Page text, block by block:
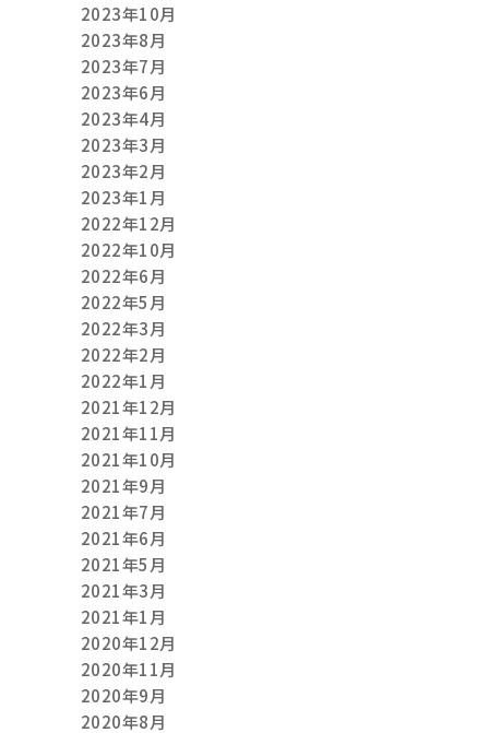
2023年10月
2023年8月
2023年7月
2023年6月
2023年4月
2023年3月
2023年2月
2023年1月
2022年12月
2022年10月
2022年6月
2022年5月
2022年3月
2022年2月
2022年1月
2021年12月
2021年11月
2021年10月
2021年9月
2021年7月
2021年6月
2021年5月
2021年3月
2021年1月
2020年12月
2020年11月
2020年9月
2020年8月